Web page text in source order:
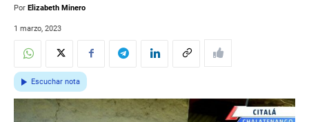
Por Elizabeth Minero
1 marzo, 2023
Escuchar nota